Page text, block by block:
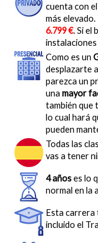
cuenta con
más
6.799 €. Si el
instalaciones
Como es un
desplazarte
parezca un
una mayor
también que
lo cual hará
pueden
Todas las
vas a tener
4 añoses lo
normal en la
Esta carrera
incluido el